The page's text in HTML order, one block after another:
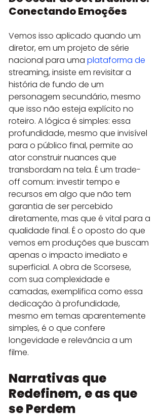
Conectando Emoções
Vemos isso aplicado quando um
diretor, em um projeto de série
nacional para uma plataforma de
streaming, insiste em revisitar a
história de fundo de um
personagem secundário, mesmo
que isso não esteja explícito no
roteiro. A lógica é simples: essa
profundidade, mesmo que invisível
para o público final, permite ao
ator construir nuances que
transbordam na tela. É um trade-
off comum: investir tempo e
recursos em algo que não tem
garantia de ser percebido
diretamente, mas que é vital para a
qualidade final. É o oposto do que
vemos em produções que buscam
apenas o impacto imediato e
superficial. A obra de Scorsese,
com sua complexidade e
camadas, exemplifica como essa
dedicação à profundidade,
mesmo em temas aparentemente
simples, é o que confere
longevidade e relevância a um
filme.
Narrativas que
Redefinem, e as que
se Perdem